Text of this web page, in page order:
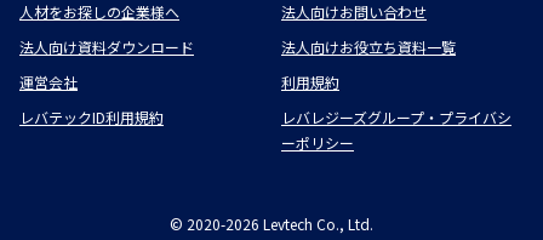
人材をお探しの企業様へ
法人向けお問い合わせ
法人向け資料ダウンロード
法人向けお役立ち資料一覧
運営会社
利用規約
レバテックID利用規約
レバレジーズグループ・プライバシ
ーポリシー
© 2020-2026 Levtech Co., Ltd.